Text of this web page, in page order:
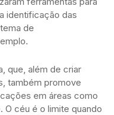
identificação das
de
que, além de criar
também promove
em áreas como
O céu é o limite quando